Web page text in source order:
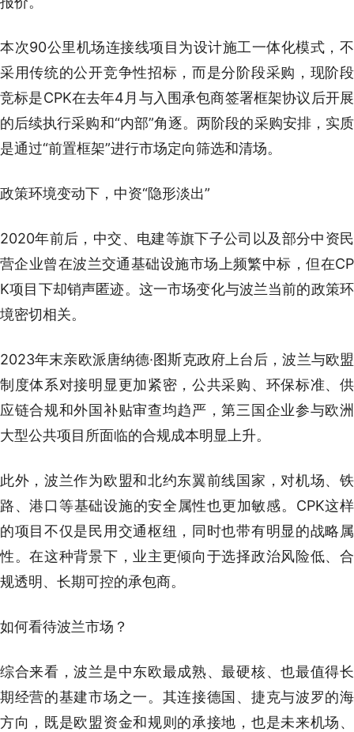
本次90公里机场连接线项目为设计施工一体化模式，不
采用传统的公开竞争性招标，而是分阶段采购，现阶段
竞标是CPK在去年4月与入围承包商签署框架协议后开展
的后续执行采购和“内部”角逐。两阶段的采购安排，实质
是通过“前置框架”进行市场定向筛选和清场。
政策环境变动下，中资“隐形淡出”
2020年前后，中交、电建等旗下子公司以及部分中资民
营企业曾在波兰交通基础设施市场上频繁中标，但在CP
K项目下却销声匿迹。这一市场变化与波兰当前的政策环
境密切相关。
2023年末亲欧派唐纳德·图斯克政府上台后，波兰与欧盟
制度体系对接明显更加紧密，公共采购、环保标准、供
应链合规和外国补贴审查均趋严，第三国企业参与欧洲
大型公共项目所面临的合规成本明显上升。
此外，波兰作为欧盟和北约东翼前线国家，对机场、铁
路、港口等基础设施的安全属性也更加敏感。CPK这样
的项目不仅是民用交通枢纽，同时也带有明显的战略属
性。在这种背景下，业主更倾向于选择政治风险低、合
规透明、长期可控的承包商。
如何看待波兰市场？
综合来看，波兰是中东欧最成熟、最硬核、也最值得长
期经营的基建市场之一。其连接德国、捷克与波罗的海
方向，既是欧盟资金和规则的承接地，也是未来机场、